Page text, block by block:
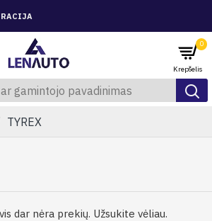
0
TYREX
dar nėra prekių. Užsukite vėliau.